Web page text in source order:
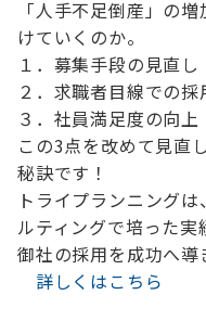
「人手不足倒産」の
けていくのか。
１．募集手段の見直し
２．求職者目線での採
３．社員満足度の向上
この3点を改めて見直
秘訣です！
トライプランニング
ルティングで培った実
御社の採用を成功へ導
詳しくはこちら